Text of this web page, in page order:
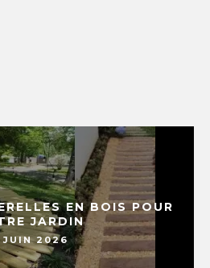
EN BOIS POUR
JARDIN
JUIN 2026